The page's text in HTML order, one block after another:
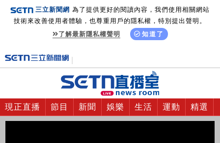
三立新聞網 為了提供更好的閱讀內容，我們使用相關網站
技術來改善使用者體驗，也尊重用戶的隱私權，特別提出聲明。
了解最新隱私權聲明
知道了
現正直播 節目 新聞 娛樂 生活 運動 精選